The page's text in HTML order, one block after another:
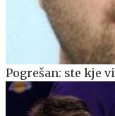
Pogrešan: ste kje